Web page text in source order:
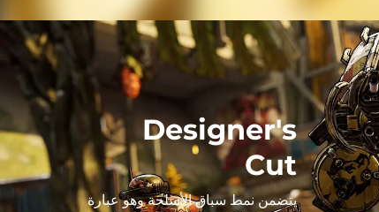
Designer's
Cut
يتضمن نمط سباق الأسلحة وهو عبارة